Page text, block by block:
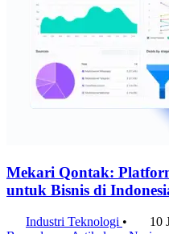
Mekari Qontak:
untuk Bisnis di
Industri Teknologi •
10